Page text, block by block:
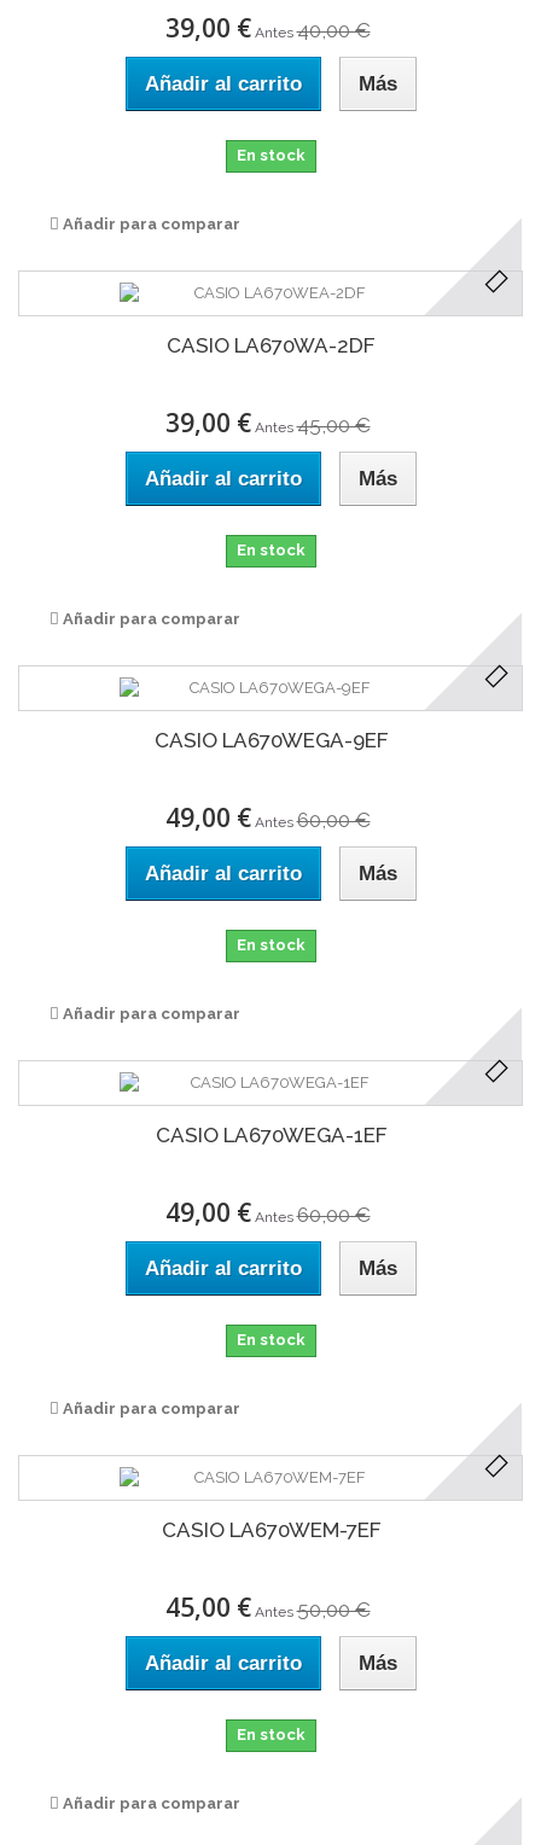
39,00 € Antes 40,00 €
Añadir al carrito Más
En stock
Añadir para comparar
CASIO LA670WA-2DF
39,00 € Antes 45,00 €
Añadir al carrito Más
En stock
Añadir para comparar
CASIO LA670WEGA-9EF
49,00 € Antes 60,00 €
Añadir al carrito Más
En stock
Añadir para comparar
CASIO LA670WEGA-1EF
49,00 € Antes 60,00 €
Añadir al carrito Más
En stock
Añadir para comparar
CASIO LA670WEM-7EF
45,00 € Antes 50,00 €
Añadir al carrito Más
En stock
Añadir para comparar